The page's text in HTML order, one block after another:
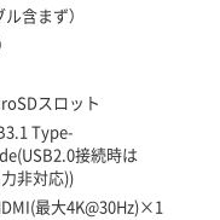
含まず）
スロット
Type-
接続時は
非対応))
最大4K@30Hz)×1